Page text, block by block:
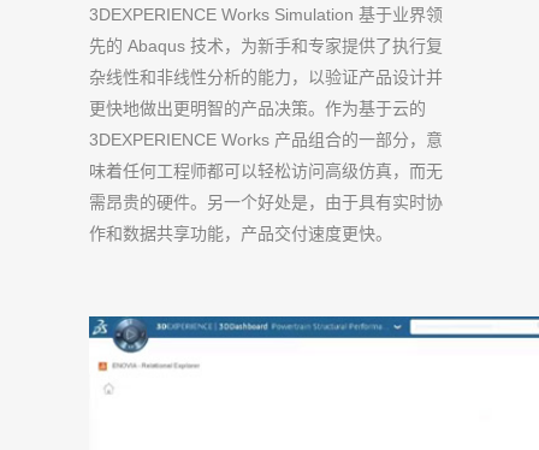
3DEXPERIENCE Works Simulation 基于业界领
先的 Abaqus 技术，为新手和专家提供了执行复
杂线性和非线性分析的能力，以验证产品设计并
更快地做出更明智的产品决策。作为基于云的
3DEXPERIENCE Works 产品组合的一部分，意
味着任何工程师都可以轻松访问高级仿真，而无
需昂贵的硬件。另一个好处是，由于具有实时协
作和数据共享功能，产品交付速度更快。